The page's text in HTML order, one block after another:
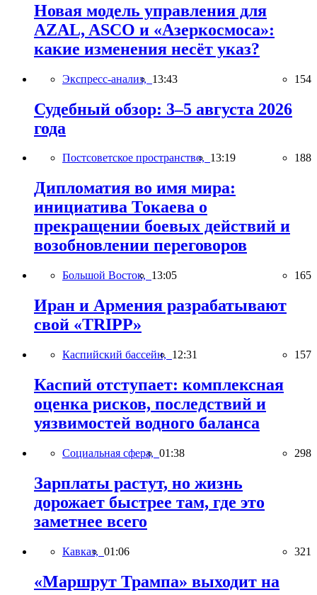
Новая модель управления для
AZAL, ASCO и «Азеркосмоса»:
какие изменения несёт указ?
Экспресс-анализ, 13:43 154
Судебный обзор: 3–5 августа 2026
года
Постсоветское пространство, 13:19 188
Дипломатия во имя мира:
инициатива Токаева о
прекращении боевых действий и
возобновлении переговоров
Большой Восток, 13:05 165
Иран и Армения разрабатывают
свой «TRIPP»
Каспийский бассейн, 12:31 157
Каспий отступает: комплексная
оценка рисков, последствий и
уязвимостей водного баланса
Социальная сфера, 01:38 298
Зарплаты растут, но жизнь
дорожает быстрее там, где это
заметнее всего
Кавказ, 01:06 321
«Маршрут Трампа» выходит на